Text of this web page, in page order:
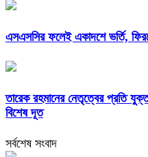
এসএসসির ফলেই একাদশে ভর্তি,
তারেক রহমানের নেতৃত্বের প্রতি
বিশেষ দূত
সর্বশেষ সংবাদ